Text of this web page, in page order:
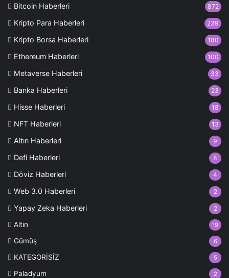
Bitcoin Haberleri 872
Kripto Para Haberleri 239
Kripto Borsa Haberleri 180
Ethereum Haberleri 100
Metaverse Haberleri 33
Banka Haberleri 23
Hisse Haberleri 18
NFT Haberleri 13
Altın Haberleri 9
Defi Haberleri 8
Döviz Haberleri 4
Web 3.0 Haberleri 2
Yapay Zeka Haberleri 2
Altın 19
Gümüş 6
KATEGORİSİZ 5
Paladyum 2